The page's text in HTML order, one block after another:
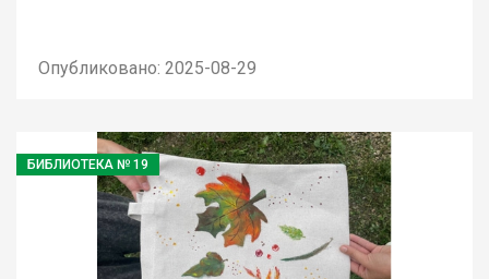
Опубликовано: 2025-08-29
БИБЛИОТЕКА № 19